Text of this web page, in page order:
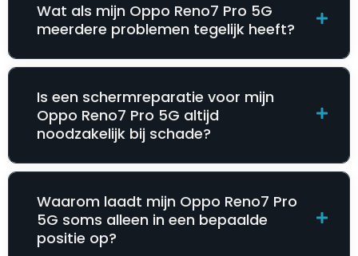
Wat als mijn Oppo Reno7 Pro 5G
meerdere problemen tegelijk heeft?
Is een schermreparatie voor mijn
Oppo Reno7 Pro 5G altijd
noodzakelijk bij schade?
Waarom laadt mijn Oppo Reno7 Pro
5G soms alleen in een bepaalde
positie op?